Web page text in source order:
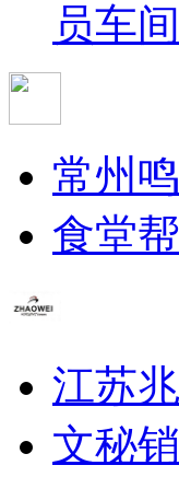
员车
常州
食堂
江苏
文秘